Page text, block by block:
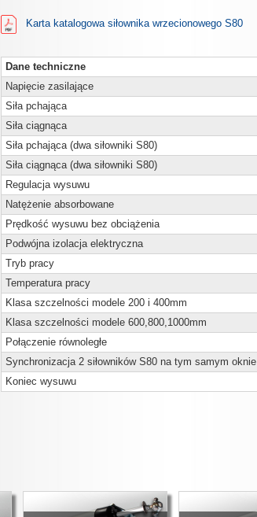
Karta katalogowa siłownika wrzecionowego S80
Dane techniczne
Napięcie zasilające
Siła pchająca
Siła ciągnąca
Siła pchająca (dwa siłowniki S80)
Siła ciągnąca (dwa siłowniki S80)
Regulacja wysuwu
Natężenie absorbowane
Prędkość wysuwu bez obciążenia
Podwójna izolacja elektryczna
Tryb pracy
Temperatura pracy
Klasa szczelności modele 200 i 400mm
Klasa szczelności modele 600,800,1000mm
Połączenie równoległe
Synchronizacja 2 siłowników S80 na tym samym oknie
Koniec wysuwu